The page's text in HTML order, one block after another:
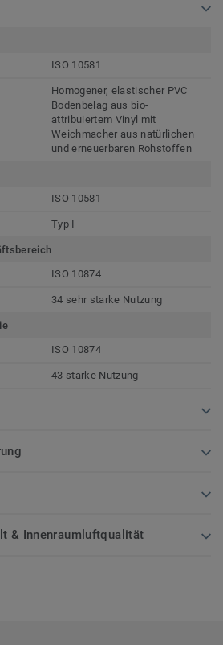
ISO 10581
Homogener, elastischer PVC
Bodenbelag aus bio-
attribuiertem Vinyl mit
Weichmacher aus natürlichen
und erneuerbaren Rohstoffen
ISO 10581
Typ I
ISO 10874
34 sehr starke Nutzung
ISO 10874
43 starke Nutzung
& Innenraumluftqualität